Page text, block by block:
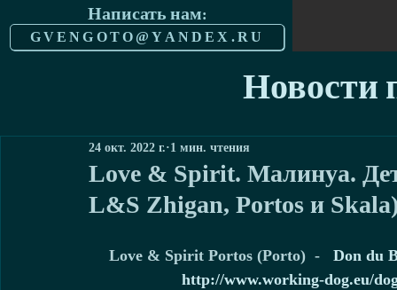
Написать нам:
GVENGOTO@YANDEX.RU
Новости
Love & Spirit. Малинуа.
L&S Zhigan, Portos и
24 окт. 2022 г. 1 мин. чтения
Love & Spirit Portos (Porto)  - Don du
http://www.working-dog.eu/